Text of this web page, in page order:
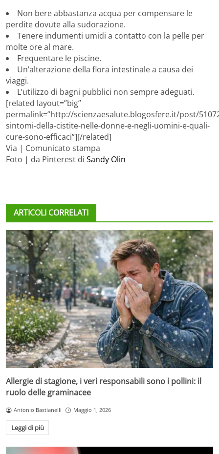
Non bere abbastanza acqua per compensare le
perdite dovute alla sudorazione.
Tenere indumenti umidi a contatto con la pelle per
molte ore al mare.
Frequentare le piscine.
Un’alterazione della flora intestinale a causa dei
viaggi.
L’utilizzo di bagni pubblici non sempre adeguati.
[related layout=”big”
permalink=”http://scienzaesalute.blogosfere.it/post/
sintomi-della-cistite-nelle-donne-e-negli-uomini-e-quali-
cure-sono-efficaci”][/related]
Via | Comunicato stampa
Foto | da Pinterest di Sandy Olin
ARTICOLI CORRELATI
Allergie di stagione, i veri responsabili sono i pollini: il
ruolo delle graminacee
Antonio Bastianelli Maggio 1, 2026
Leggi di più